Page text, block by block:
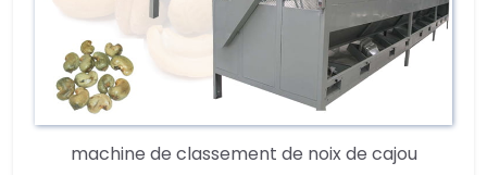
machine de classement de noix de cajou